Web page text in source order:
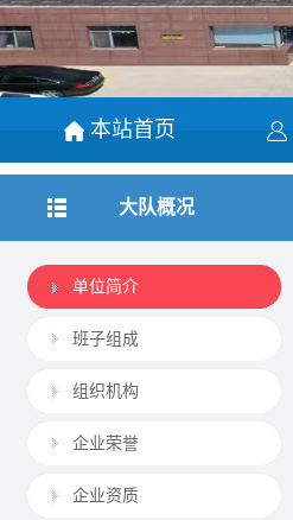
本站首页
大队概况
单位简介
班子组成
组织机构
企业荣誉
企业资质